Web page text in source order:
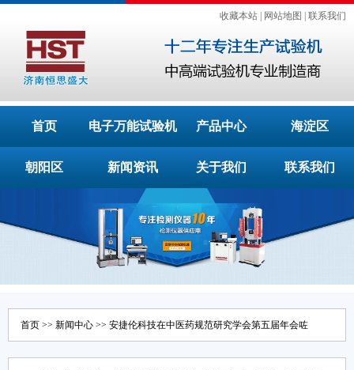
收藏本站 网站地图 联系我们
首页 电子万能试验机 产品中心 海淀区
朝阳区 新闻资讯 关于我们 联系我们
首页 >> 新闻中心 >> 安捷伦科技在中医药规范研究学会第五届年会咗